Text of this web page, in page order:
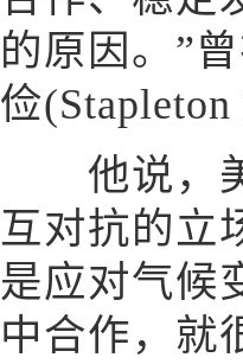
的原因。”
俭
他说，美
互对抗的立
是应对气候
中合作，就